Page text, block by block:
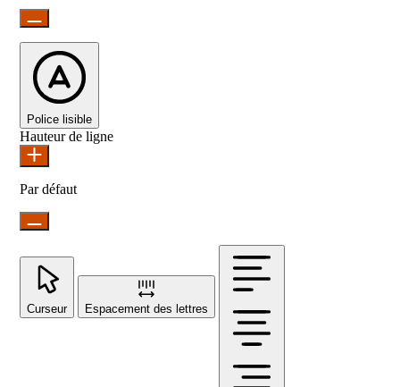
Police lisible
Hauteur de ligne
Par défaut
Curseur Espacement des lettres